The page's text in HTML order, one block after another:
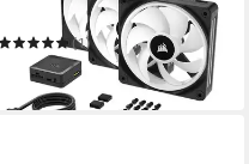
Series, iCUE LINK QX120
RGB
(1)
ab 213,49 €
lieferbar in 2 Wochen